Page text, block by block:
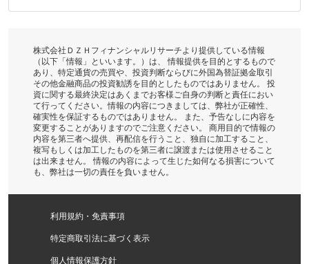
株式会社ＤＺＨフィナンシャルリサーチより提供している情報
（以下「情報」といいます。）は、 情報提供を目的とするもので
あり、特定通貨の売買や、投資判断ならびに外国為替証拠金取引
その他金融商品の投資勧誘を目的としたものではありません。 投
資に関する最終決定はあくまでお客様ご自身の判断と責任におい
て行ってください。情報の内容につきましては、弊社が正確性、
確実性を保証するものではありません。 また、予告なしに内容を
変更することがありますのでご注意ください。 商用目的で情報の
内容を第三者へ提供、再配信を行うこと、独自に加工すること、
複写もしくは加工したものを第三者に譲渡または使用させること
は出来ません。 情報の内容によって生じた如何なる損害について
も、弊社は一切の責任を負いません。
利用規約・免責事項
特定商取引法に基づく表示
個人情報保護方針